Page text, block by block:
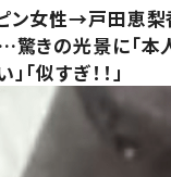
ン女性→戸田恵梨
きの光景に「本
「似すぎ！！」